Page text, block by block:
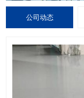
公司动态